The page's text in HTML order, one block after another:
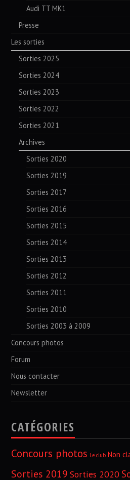
Audi TT MK1
Presse
Les sorties
Sorties 2025
Sorties 2024
Sorties 2023
Sorties 2022
Sorties 2021
Archives
Sorties 2020
Sorties 2019
Sorties 2017
Sorties 2016
Sorties 2015
Sorties 2014
Sorties 2013
Sorties 2012
Sorties 2011
Sorties 2010
Sorties 2003 à 2009
Concours photos
Forum
Nous contacter
Newsletter
CATÉGORIES
Concours photos Le club Non
Sorties 2019 Sorties 2020